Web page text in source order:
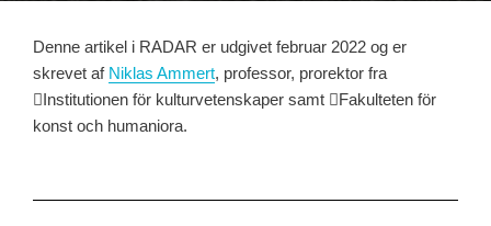
Denne artikel i RADAR er udgivet februar 2022 og er
skrevet af Niklas Ammert, professor, prorektor fra
Institutionen för kulturvetenskaper samt
Fakulteten för
konst och humaniora.